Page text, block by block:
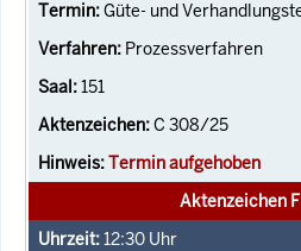
Güte- und
Prozessverfahren
151
C 308/25
Termin aufgehoben
Aktenzeichen
12:30 Uhr